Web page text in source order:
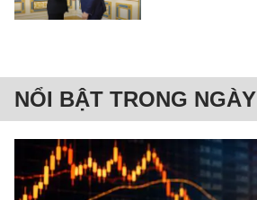
NỔI BẬT TRONG NGÀY